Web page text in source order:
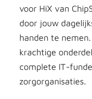
voor HiX van
door jouw
handen te nemen.
krachtige
complete IT-
zorgorganisaties.